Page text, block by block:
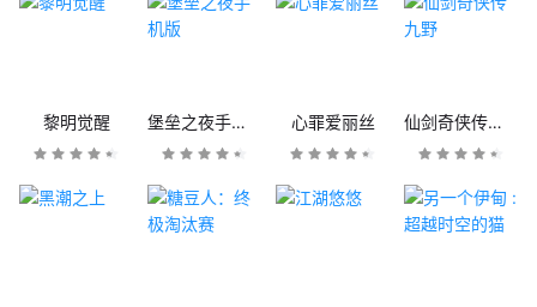
黎明觉醒 堡垒之夜手机版 心罪爱丽丝 仙剑奇侠传九野